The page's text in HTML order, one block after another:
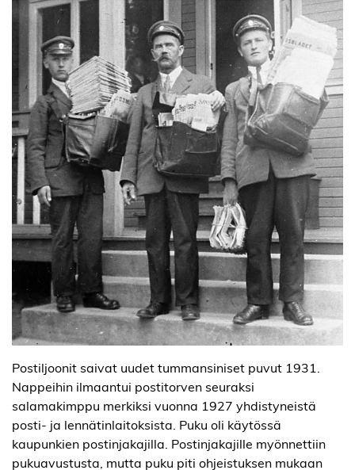
Postiljoonit saivat uudet tummansiniset puvut 1931.
Nappeihin ilmaantui postitorven seuraksi
salamakimppu merkiksi vuonna 1927 yhdistyneistä
posti- ja lennätinlaitoksista. Puku oli käytössä
kaupunkien postinjakajilla. Postinjakajille myönnettiin
pukuavustusta, mutta puku piti ohjeistuksen mukaan